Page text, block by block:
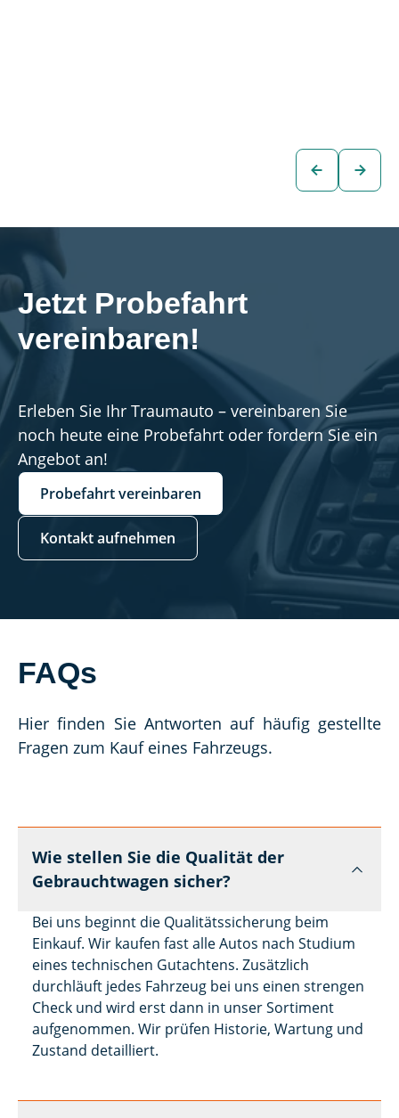
zum
Fahrzeug
Jetzt Probefahrt
vereinbaren!
Erleben Sie Ihr Traumauto – vereinbaren Sie
noch heute eine Probefahrt oder fordern Sie ein
Angebot an!
Probefahrt vereinbaren
Kontakt aufnehmen
FAQs
Hier finden Sie Antworten auf häufig gestellte
Fragen zum Kauf eines Fahrzeugs.
Wie stellen Sie die Qualität der
Gebrauchtwagen sicher?
Bei uns beginnt die Qualitätssicherung beim
Einkauf. Wir kaufen fast alle Autos nach Studium
eines technischen Gutachtens. Zusätzlich
durchläuft jedes Fahrzeug bei uns einen strengen
Check und wird erst dann in unser Sortiment
aufgenommen. Wir prüfen Historie, Wartung und
Zustand detailliert.